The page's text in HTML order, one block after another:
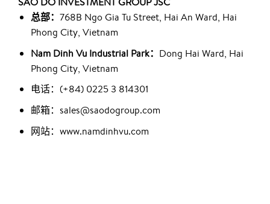
总部： 768B Ngo Gia Tu Street, Hai An Ward, Hai
Phong City, Vietnam
Nam Dinh Vu Industrial Park： Dong Hai Ward, Hai
Phong City, Vietnam
电话：(+84) 0225 3 814301
邮箱：sales@saodogroup.com
网站：www.namdinhvu.com